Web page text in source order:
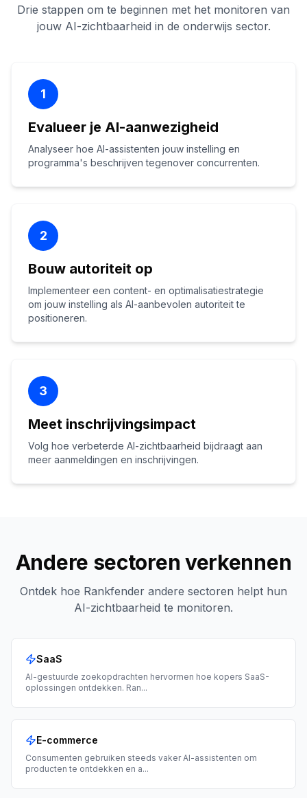
Drie stappen om te beginnen met het monitoren van
jouw AI-zichtbaarheid in de onderwijs sector.
1
Evalueer je AI-aanwezigheid
Analyseer hoe AI-assistenten jouw instelling en
programma's beschrijven tegenover concurrenten.
2
Bouw autoriteit op
Implementeer een content- en optimalisatiestrategie
om jouw instelling als AI-aanbevolen autoriteit te
positioneren.
3
Meet inschrijvingsimpact
Volg hoe verbeterde AI-zichtbaarheid bijdraagt aan
meer aanmeldingen en inschrijvingen.
Andere sectoren verkennen
Ontdek hoe Rankfender andere sectoren helpt hun
AI-zichtbaarheid te monitoren.
SaaS
AI-gestuurde zoekopdrachten hervormen hoe kopers SaaS-
oplossingen ontdekken. Ran...
E-commerce
Consumenten gebruiken steeds vaker AI-assistenten om
producten te ontdekken en a...